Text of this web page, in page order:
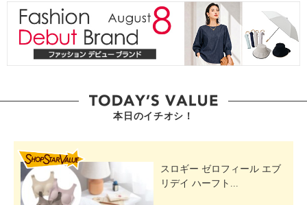
本日のイチオシ！
スロギー ゼロフィール エブ
リデイ ハーフト...